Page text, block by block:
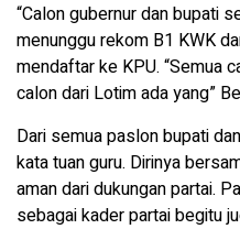
“Calon gubernur dan bupati
menunggu rekom B1 KWK
mendaftar ke KPU. “Semua
calon dari Lotim ada yang”
Dari semua paslon bupati
kata tuan guru. Dirinya
aman dari dukungan partai.
sebagai kader partai begitu